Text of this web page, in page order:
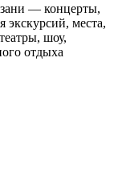
— концерты,
экскурсий, места,
шоу,
отдыха